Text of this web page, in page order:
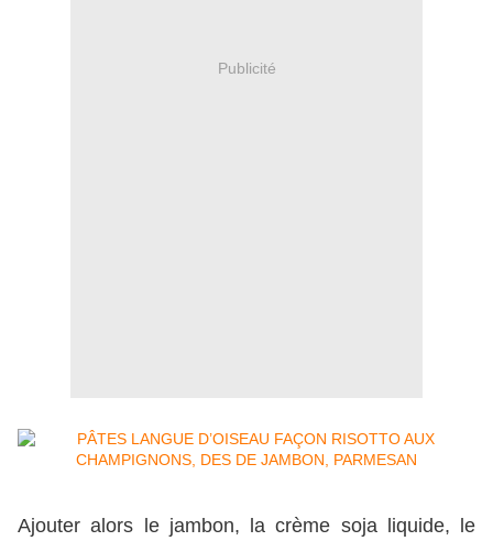
Publicité
Ajouter alors le jambon, la crème soja liquide, le